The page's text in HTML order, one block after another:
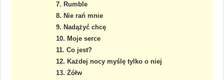
7. Rumble
8. Nie rań mnie
9. Nadążyć chcę
10. Moje serce
11. Co jest?
12. Każdej nocy myślę tylko o niej
13. Żółw